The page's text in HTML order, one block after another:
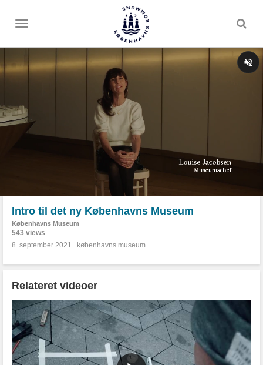
Toggle
Intro til det ny Københavns Museum
Københavns Museum
543 views
8. september 2021
københavns museum
Relateret videoer